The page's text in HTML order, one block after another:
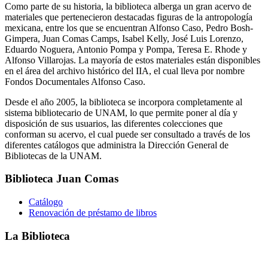
Como parte de su historia, la biblioteca alberga un gran acervo de
materiales que pertenecieron destacadas figuras de la antropología
mexicana, entre los que se encuentran Alfonso Caso, Pedro Bosh-
Gimpera, Juan Comas Camps, Isabel Kelly, José Luis Lorenzo,
Eduardo Noguera, Antonio Pompa y Pompa, Teresa E. Rhode y
Alfonso Villarojas. La mayoría de estos materiales están disponibles
en el área del archivo histórico del IIA, el cual lleva por nombre
Fondos Documentales Alfonso Caso.
Desde el año 2005, la biblioteca se incorpora completamente al
sistema bibliotecario de UNAM, lo que permite poner al día y
disposición de sus usuarios, las diferentes colecciones que
conforman su acervo, el cual puede ser consultado a través de los
diferentes catálogos que administra la Dirección General de
Bibliotecas de la UNAM.
Biblioteca Juan Comas
Catálogo
Renovación de préstamo de libros
La Biblioteca